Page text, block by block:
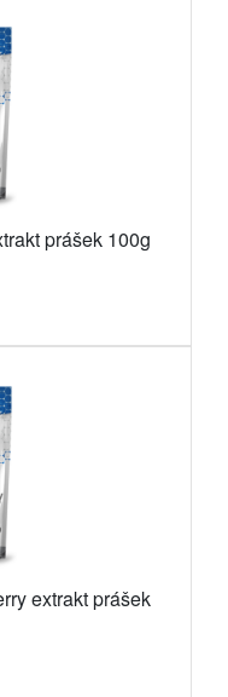
prášek 100g
extrakt prášek